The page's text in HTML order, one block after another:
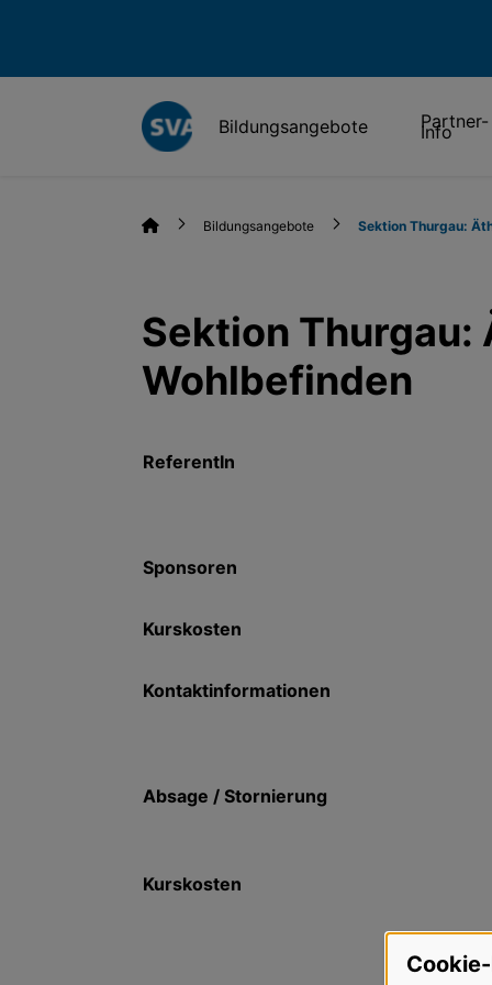
Bildungsangebote Partner-
Info
Bildungsangebote Sektion Thurgau:
Sektion Thurgau:
Wohlbefinden
ReferentIn
Sponsoren
Kurskosten
Kontaktinformationen
Absage / Stornierung
Kurskosten